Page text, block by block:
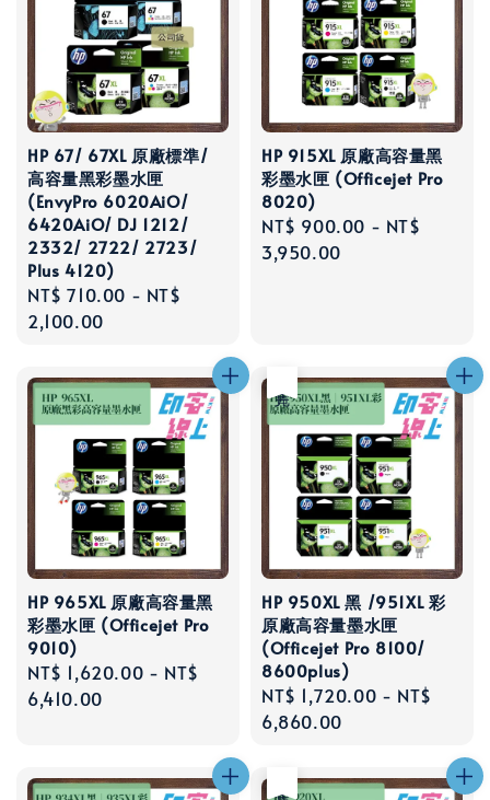
HP 67/ 67XL 原廠標準/
高容量黑彩墨水匣
(EnvyPro 6020AiO/
6420AiO/ DJ 1212/
2332/ 2722/ 2723/
Plus 4120)
Regular
price
NT$ 710.00 - NT$
2,100.00
HP 915XL 原廠高容量黑
彩墨水匣 (Officejet Pro
8020)
Regular
price
NT$ 900.00 - NT$
3,950.00
HP 965XL 原廠高容量黑
彩墨水匣 (Officejet Pro
9010)
Regular
price
NT$ 1,620.00 - NT$
6,410.00
HP 950XL 黑 /951XL 彩
原廠高容量墨水匣
(Officejet Pro 8100/
8600plus)
Regular
price
NT$ 1,720.00 - NT$
6,860.00